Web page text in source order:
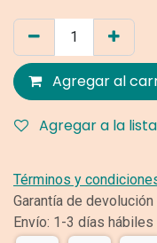
Agregar al
Agregar a la
Términos y
Garantía de
Envío: 1-3 días hábiles